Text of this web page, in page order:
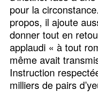
pour la
propos, il ajoute
donner tout en
applaudi « à tout
même avait
Instruction
milliers de pairs